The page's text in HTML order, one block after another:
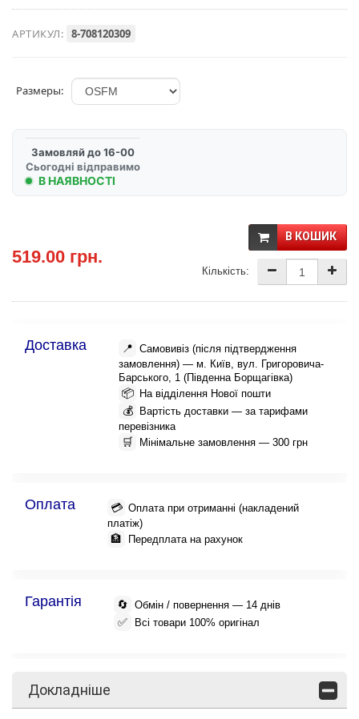
АРТИКУЛ: 8-708120309
Размеры:
Замовляй до 16-00
Сьогодні відправимо
В НАЯВНОСТІ
519.00 грн.
В КОШИК
Кількість:
Доставка 📍 Самовивіз (після підтвердження
замовлення) — м. Київ, вул. Григоровича-
Барського, 1 (Південна Борщагівка)
📦 На відділення Нової пошти
💰
Вартість доставки — за тарифами
перевізника
🛒 Мінімальне замовлення — 300 грн
Оплата 💳 Оплата при отриманні (накладений
платіж)
🏦 Передплата на рахунок
Гарантія 🔄 Обмін / повернення — 14 днів
✅ Всі товари 100% оригінал
Докладніше